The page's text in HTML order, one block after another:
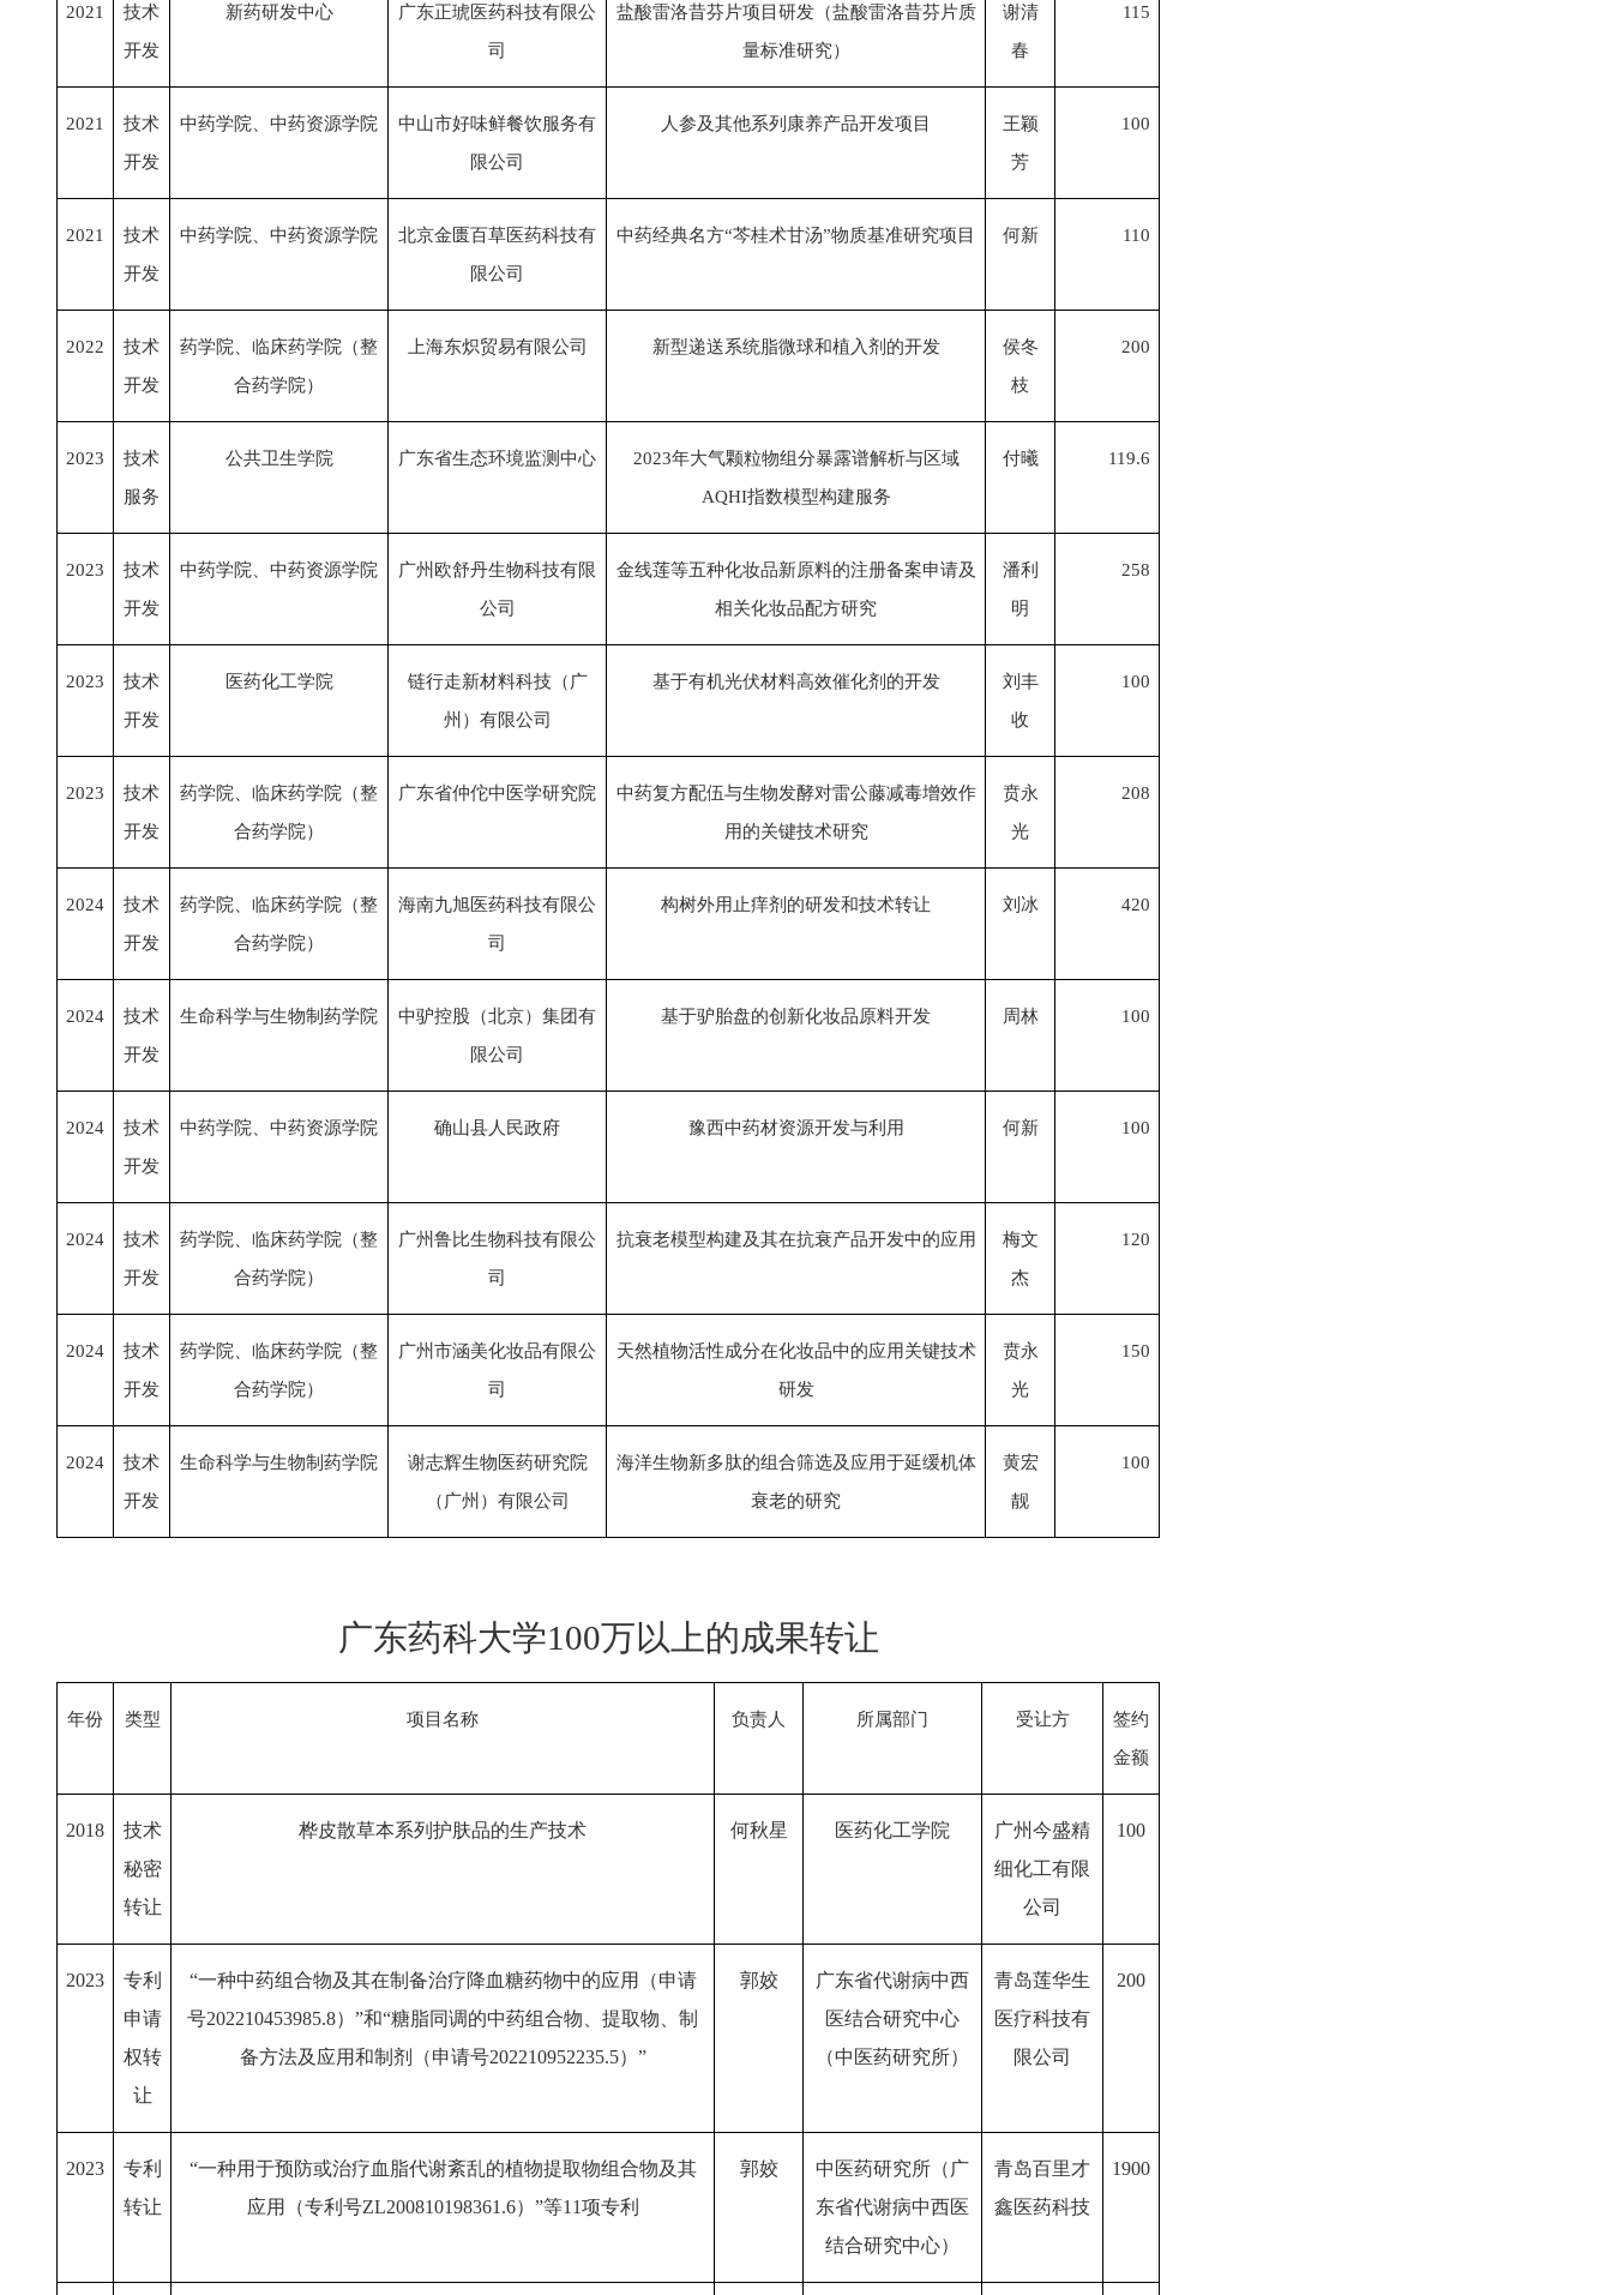
2021
技术
开发
新药研发中心
广东正琥医药科技有限公
司
盐酸雷洛昔芬片项目研发（盐酸雷洛昔芬片质
量标准研究）
谢清
春
115
2021
技术
开发
中药学院、中药资源学院
中山市好味鲜餐饮服务有
限公司
人参及其他系列康养产品开发项目
王颖
芳
100
2021
技术
开发
中药学院、中药资源学院
北京金匮百草医药科技有
限公司
中药经典名方“芩桂术甘汤”物质基准研究项目 何新 110
2022
技术
开发
药学院、临床药学院（整
合药学院）
上海东炽贸易有限公司 新型递送系统脂微球和植入剂的开发
侯冬
枝
200
2023
技术
服务
公共卫生学院 广东省生态环境监测中心
2023年大气颗粒物组分暴露谱解析与区域
AQHI指数模型构建服务
付曦 119.6
2023
技术
开发
中药学院、中药资源学院
广州欧舒丹生物科技有限
公司
金线莲等五种化妆品新原料的注册备案申请及
相关化妆品配方研究
潘利
明
258
2023
技术
开发
医药化工学院
链行走新材料科技（广
州）有限公司
基于有机光伏材料高效催化剂的开发
刘丰
收
100
2023
技术
开发
药学院、临床药学院（整
合药学院）
广东省仲佗中医学研究院
中药复方配伍与生物发酵对雷公藤减毒增效作
用的关键技术研究
贲永
光
208
2024
技术
开发
药学院、临床药学院（整
合药学院）
海南九旭医药科技有限公
司
构树外用止痒剂的研发和技术转让 刘冰 420
2024
技术
开发
生命科学与生物制药学院
中驴控股（北京）集团有
限公司
基于驴胎盘的创新化妆品原料开发 周林 100
2024
技术
开发
中药学院、中药资源学院 确山县人民政府 豫西中药材资源开发与利用 何新 100
2024
技术
开发
药学院、临床药学院（整
合药学院）
广州鲁比生物科技有限公
司
抗衰老模型构建及其在抗衰产品开发中的应用
梅文
杰
120
2024
技术
开发
药学院、临床药学院（整
合药学院）
广州市涵美化妆品有限公
司
天然植物活性成分在化妆品中的应用关键技术
研发
贲永
光
150
2024
技术
开发
生命科学与生物制药学院
谢志辉生物医药研究院
（广州）有限公司
海洋生物新多肽的组合筛选及应用于延缓机体
衰老的研究
黄宏
靓
100
广东药科大学100万以上的成果转让
年份 类型 项目名称 负责人 所属部门 受让方
签约
金额
2018
技术
秘密
转让
桦皮散草本系列护肤品的生产技术 何秋星 医药化工学院
广州今盛精
细化工有限
公司
100
2023
专利
申请
权转
让
“一种中药组合物及其在制备治疗降血糖药物中的应用（申请
号202210453985.8）”和“糖脂同调的中药组合物、提取物、制
备方法及应用和制剂（申请号202210952235.5）”
郭姣
广东省代谢病中西
医结合研究中心
（中医药研究所）
青岛莲华生
医疗科技有
限公司
200
2023
专利
转让
“一种用于预防或治疗血脂代谢紊乱的植物提取物组合物及其
应用（专利号ZL200810198361.6）”等11项专利
郭姣
中医药研究所（广
东省代谢病中西医
结合研究中心）
青岛百里才
鑫医药科技
1900